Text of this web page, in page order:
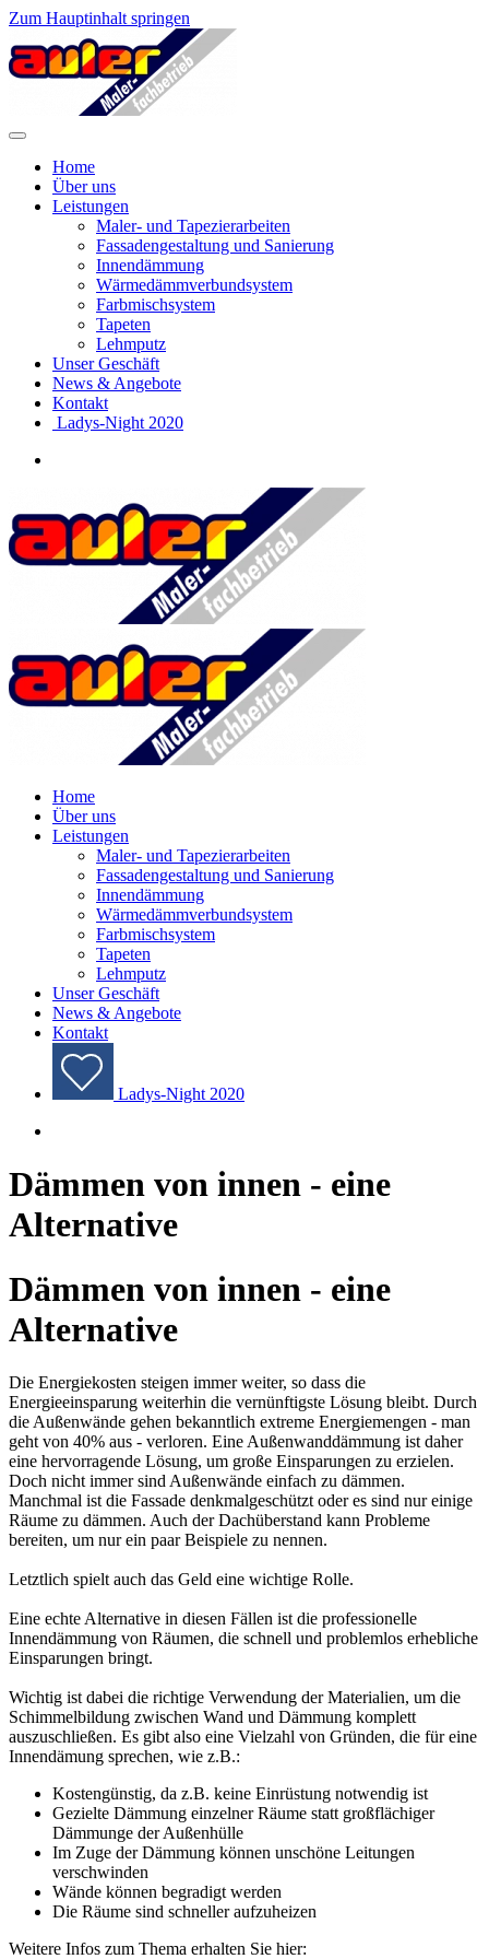
Zum Hauptinhalt springen
Home
Über uns
Leistungen
Maler- und Tapezierarbeiten
Fassadengestaltung und Sanierung
Innendämmung
Wärmedämmverbundsystem
Farbmischsystem
Tapeten
Lehmputz
Unser Geschäft
News & Angebote
Kontakt
Ladys-Night 2020
Home
Über uns
Leistungen
Maler- und Tapezierarbeiten
Fassadengestaltung und Sanierung
Innendämmung
Wärmedämmverbundsystem
Farbmischsystem
Tapeten
Lehmputz
Unser Geschäft
News & Angebote
Kontakt
Ladys-Night 2020
Dämmen von innen - eine
Alternative
Dämmen von innen - eine
Alternative
Die Energiekosten steigen immer weiter, so dass die
Energieeinsparung weiterhin die vernünftigste Lösung bleibt. Durch
die Außenwände gehen bekanntlich extreme Energiemengen - man
geht von 40% aus - verloren. Eine Außenwanddämmung ist daher
eine hervorragende Lösung, um große Einsparungen zu erzielen.
Doch nicht immer sind Außenwände einfach zu dämmen.
Manchmal ist die Fassade denkmalgeschützt oder es sind nur einige
Räume zu dämmen. Auch der Dachüberstand kann Probleme
bereiten, um nur ein paar Beispiele zu nennen.
Letztlich spielt auch das Geld eine wichtige Rolle.
Eine echte Alternative in diesen Fällen ist die professionelle
Innendämmung von Räumen, die schnell und problemlos erhebliche
Einsparungen bringt.
Wichtig ist dabei die richtige Verwendung der Materialien, um die
Schimmelbildung zwischen Wand und Dämmung komplett
auszuschließen. Es gibt also eine Vielzahl von Gründen, die für eine
Innendämung sprechen, wie z.B.:
Kostengünstig, da z.B. keine Einrüstung notwendig ist
Gezielte Dämmung einzelner Räume statt großflächiger
Dämmunge der Außenhülle
Im Zuge der Dämmung können unschöne Leitungen
verschwinden
Wände können begradigt werden
Die Räume sind schneller aufzuheizen
Weitere Infos zum Thema erhalten Sie hier: